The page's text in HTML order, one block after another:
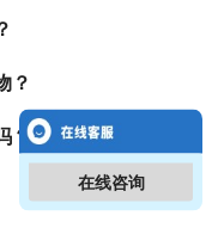
？
？
在线咨询